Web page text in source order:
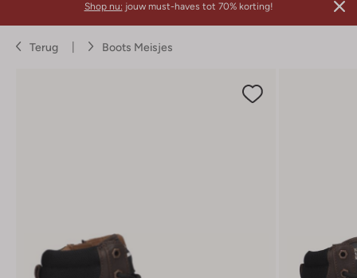
Shop nu: jouw must-haves tot 70% korting!
Terug Boots Meisjes